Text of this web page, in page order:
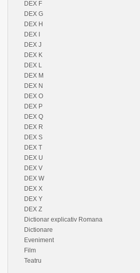
DEX F
DEX G
DEX H
DEX I
DEX J
DEX K
DEX L
DEX M
DEX N
DEX O
DEX P
DEX Q
DEX R
DEX S
DEX T
DEX U
DEX V
DEX W
DEX X
DEX Y
DEX Z
Dictionar explicativ Romana
Dictionare
Eveniment
Film
Teatru